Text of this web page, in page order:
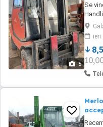
5
Se
ideal
ieri